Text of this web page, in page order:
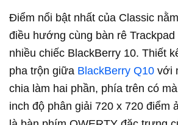
Điểm nổi bật nhất của Classic
điều hướng cùng bàn rê Trackpad
nhiều chiếc BlackBerry 10. Thiết
pha trộn giữa BlackBerry Q10 với
chia làm hai phần, phía trên có
inch độ phân giải 720 x 720 điểm